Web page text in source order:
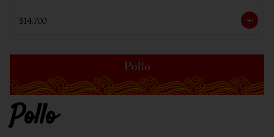
$14.700
Pollo